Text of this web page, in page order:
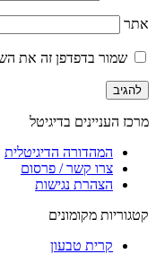
אתר
שמור בדפדפן זה את
מרכז העניינים בדיגיטל
המהדורה הדיגיטלית
צרו קשר / פרסום
הצהרת נגישות
קטגוריות מקומונים
קרית טבעון